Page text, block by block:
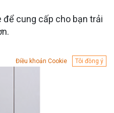
cung cấp cho bạn trải
Điều khoản Cookie Tôi đồng ý